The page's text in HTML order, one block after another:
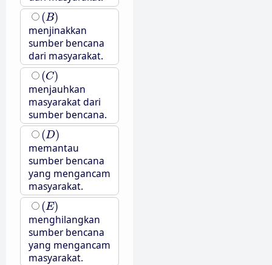
(B)
(B)
menjinakkan
sumber bencana
dari masyarakat.
(C)
(C)
menjauhkan
masyarakat dari
sumber bencana.
(D)
(D)
memantau
sumber bencana
yang mengancam
masyarakat.
(E)
(E)
menghilangkan
sumber bencana
yang mengancam
masyarakat.